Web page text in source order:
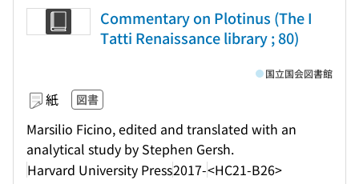
Commentary on Plotinus (The I
Tatti Renaissance library ; 80)
紙 図書
Marsilio Ficino, edited and translated with an
analytical study by Stephen Gersh.
Harvard University Press2017-<HC21-B26>
国立国会図書館